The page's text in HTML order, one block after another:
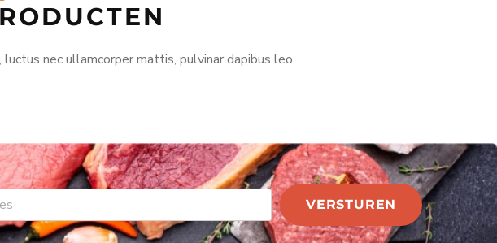
nec ullamcorper mattis, pulvinar dapibus leo.
VERSTUREN